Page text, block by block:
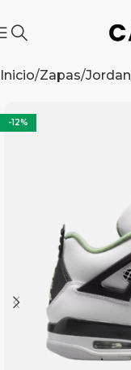
Inicio Zapas Jordan
-12%